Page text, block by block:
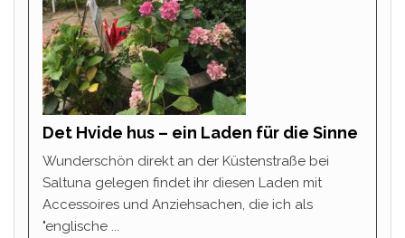
Det Hvide hus – ein Laden für die Sinne
Wunderschön direkt an der Küstenstraße bei
Saltuna gelegen findet ihr diesen Laden mit
Accessoires und Anziehsachen, die ich als
"englische ...